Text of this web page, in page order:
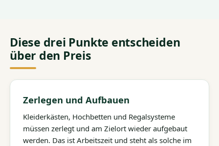
Diese drei Punkte entscheiden
über den Preis
Zerlegen und Aufbauen
Kleiderkästen, Hochbetten und Regalsysteme
müssen zerlegt und am Zielort wieder aufgebaut
werden. Das ist Arbeitszeit und steht als solche im